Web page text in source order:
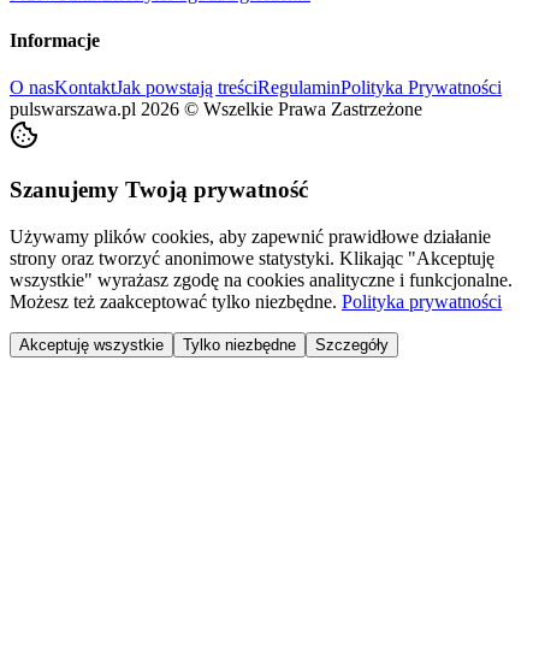
Informacje
O nasKontaktJak powstają treściRegulaminPolityka Prywatności
pulswarszawa.pl 2026 © Wszelkie Prawa Zastrzeżone
Szanujemy Twoją prywatność
Używamy plików cookies, aby zapewnić prawidłowe działanie
strony oraz tworzyć anonimowe statystyki. Klikając "Akceptuję
wszystkie" wyrażasz zgodę na cookies analityczne i funkcjonalne.
Możesz też zaakceptować tylko niezbędne. Polityka prywatności
Akceptuję wszystkie Tylko niezbędne Szczegóły